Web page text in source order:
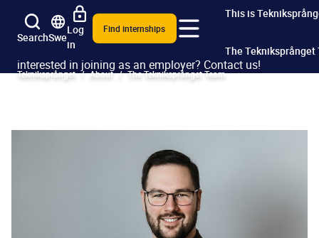
SearchSwe
Log
in
Find internships
This is
The Tekniksprånget
Tekniksprånget About The Tekniksprånget Team
Contact us
Do you have questions about your application or are you
interested in joining as an employer? Contact us!